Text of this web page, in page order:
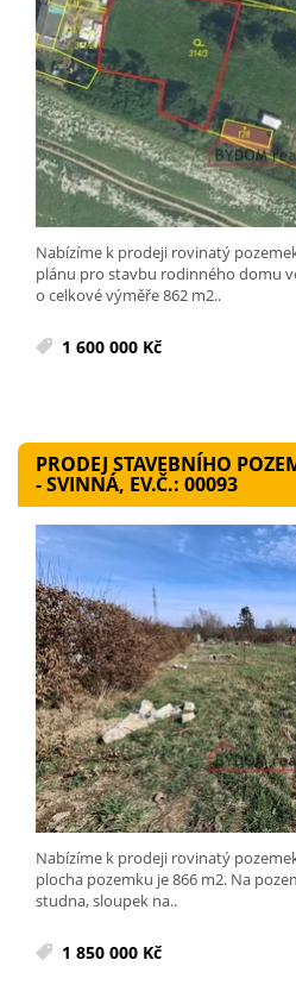
Nabízíme k prodeji rovinatý
plánu pro stavbu rodinného domu
o celkové výměře 862 m2..
1 600 000 Kč
PRODEJ STAVEBNÍHO
- SVINNÁ, EV.Č.: 00093
Nabízíme k prodeji rovinatý
plocha pozemku je 866 m2. Na
studna, sloupek na..
1 850 000 Kč